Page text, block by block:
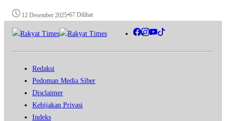
12 Desember 2025•67 Dilihat
Redaksi
Pedoman Media Siber
Disclaimer
Kebijakan Privasi
Indeks